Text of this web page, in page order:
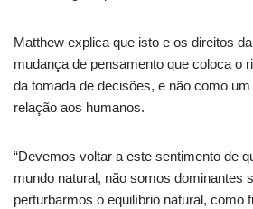
Matthew explica que isto e os direitos
mudança de pensamento que coloca o
da tomada de decisões, e não como
relação aos humanos.
“Devemos voltar a este sentimento de
mundo natural, não somos dominantes
perturbarmos o equilíbrio natural, como